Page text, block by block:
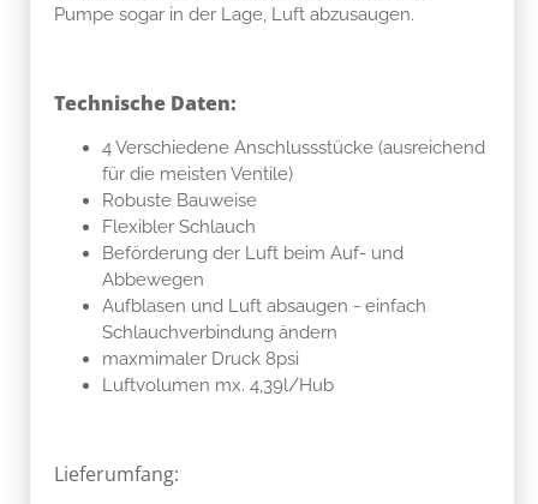
Pumpe sogar in der Lage, Luft abzusaugen.
Technische Daten:
4 Verschiedene Anschlussstücke (ausreichend
für die meisten Ventile)
Robuste Bauweise
Flexibler Schlauch
Beförderung der Luft beim Auf- und
Abbewegen
Aufblasen und Luft absaugen - einfach
Schlauchverbindung ändern
maxmimaler Druck 8psi
Luftvolumen mx. 4,39l/Hub
Lieferumfang: